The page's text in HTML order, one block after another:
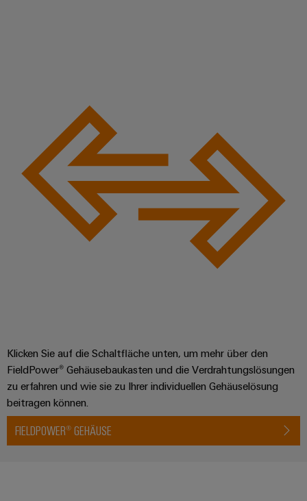
Klicken Sie auf die Schaltfläche unten, um mehr über den
FieldPower® Gehäusebaukasten und die Verdrahtungslösungen
zu erfahren und wie sie zu Ihrer individuellen Gehäuselösung
beitragen können.
FIELDPOWER® GEHÄUSE